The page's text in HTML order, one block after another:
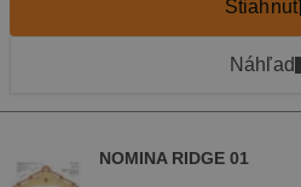
Stiahnuť
Náhľad
NOMINA RIDGE 01